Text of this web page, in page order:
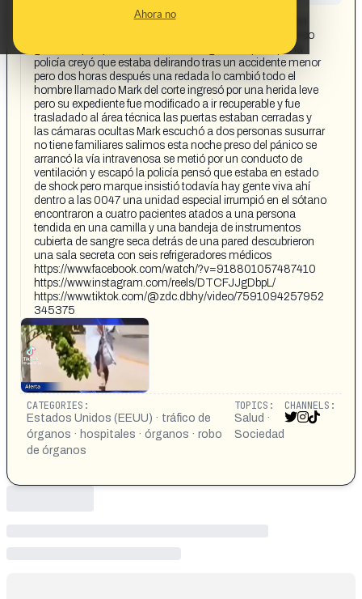
Ahora no
noticia impactante un mecánico de 42 años huyó de un
hospital del norte de Estados Unidos en estado de pánico
gritando que querían extraerle los órganos a principio la
policía creyó que estaba delirando tras un accidente menor
pero dos horas después una redada lo cambió todo el
hombre llamado Mark del corte ingresó por una herida leve
pero su expediente fue modificado a ir recuperable y fue
trasladado al área técnica las puertas estaban cerradas y
las cámaras ocultas Mark escuchó a dos personas susurrar
no tiene familiares salimos esta noche preso del pánico se
arrancó la vía intravenosa se metió por un conducto de
ventilación y escapó la policía pensó que estaba en estado
de shock pero marque insistió todavía hay gente viva ahí
dentro a las 0047 una unidad especial irrumpió en el sótano
encontraron a cuatro pacientes atados a una persona
tendida en una camilla y una bandeja de instrumentos
cubierta de sangre seca detrás de una pared descubrieron
una sala secreta con seis refrigeradores médicos
https://www.facebook.com/watch/?v=918801057487410
https://www.instagram.com/reels/DTCFJJgDbpL/
https://www.tiktok.com/@zdc.dbhy/video/7591094257952
345375
CATEGORIES:
Estados Unidos (EEUU) · tráfico de
órganos · hospitales · órganos · robo
de órganos
TOPICS:
Salud ·
Sociedad
CHANNELS: